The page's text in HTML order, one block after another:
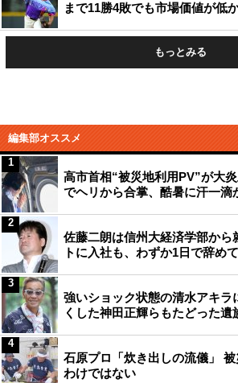
まで11勝4敗でも市場価値が低
もっとみる
編集部オススメ
高市首相“被災地利用PV”が大
でヘリから合掌、酷暑に汗一滴
1
佐藤二朗は信州大経済学部から
トに入社も、わずか1日で辞め
2
強いショック状態の清水アキ
くした神田正輝らもたどった遺
3
石原プロ「炊き出しの流儀」
わけではない
4